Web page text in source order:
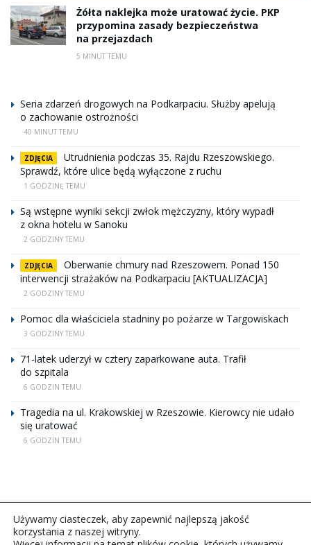
Żółta naklejka może uratować życie. PKP
przypomina zasady bezpieczeństwa
na przejazdach
5 MINUT TEMU
Seria zdarzeń drogowych na Podkarpaciu. Służby apelują
o zachowanie ostrożności
40 MINUT TEMU
ZDJĘCIA
Utrudnienia podczas 35. Rajdu Rzeszowskiego.
Sprawdź, które ulice będą wyłączone z ruchu
1 GODZINĘ TEMU
Są wstępne wyniki sekcji zwłok mężczyzny, który wypadł
z okna hotelu w Sanoku
2 GODZINY TEMU
ZDJĘCIA
Oberwanie chmury nad Rzeszowem. Ponad 150
interwencji strażaków na Podkarpaciu [AKTUALIZACJA]
2 GODZINY TEMU
Pomoc dla właściciela stadniny po pożarze w Targowiskach
3 GODZINY TEMU
71-latek uderzył w cztery zaparkowane auta. Trafił
do szpitala
6 GODZIN TEMU
Tragedia na ul. Krakowskiej w Rzeszowie. Kierowcy nie udało
się uratować
6 GODZIN TEMU
Używamy ciasteczek, aby zapewnić najlepszą jakość
korzystania z naszej witryny.